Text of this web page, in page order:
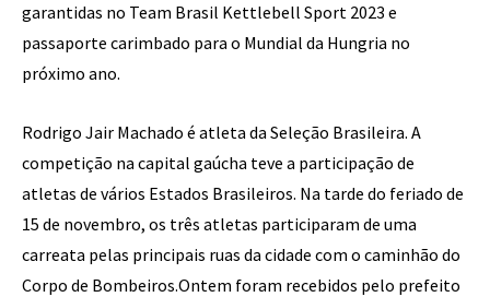
garantidas no Team Brasil Kettlebell Sport 2023 e
passaporte carimbado para o Mundial da Hungria no
próximo ano.
Rodrigo Jair Machado é atleta da Seleção Brasileira. A
competição na capital gaúcha teve a participação de
atletas de vários Estados Brasileiros. Na tarde do feriado de
15 de novembro, os três atletas participaram de uma
carreata pelas principais ruas da cidade com o caminhão do
Corpo de Bombeiros.Ontem foram recebidos pelo prefeito